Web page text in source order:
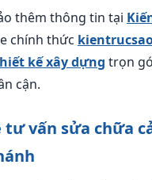
thêm thông tin tại
chính thức
kế xây dựng trọn
cận.
tư vấn sửa chữa